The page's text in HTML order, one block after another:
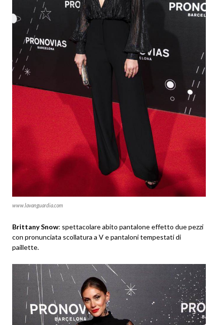
www.lavanguardia.com
Brittany Snow: spettacolare abito pantalone effetto due pezzi
con pronunciata scollatura a V e pantaloni tempestati di
paillette.